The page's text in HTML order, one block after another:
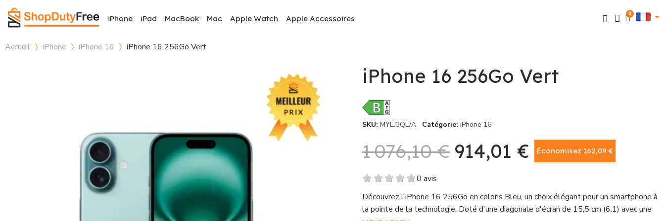
iPhone iPad MacBook Mac Apple Watch Apple Accessoires
Accueil iPhone iPhone 16 iPhone 16 256Go Vert
iPhone 16 256Go Vert
SKU MYEJ3QL/A Catégorie iPhone 16
1 076,10 € 914,01 € Économisez 162,09 €
0 avis
Découvrez l'iPhone 16 256Go en coloris Bleu, un choix élégant pour un smartphone à
la pointe de la technologie. Doté d'une diagonale d'écran de 15,5 cm (6.1) avec une